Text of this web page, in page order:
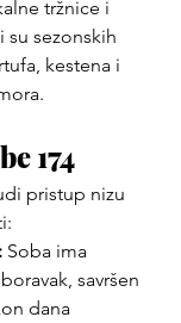
tržnice i
su sezonskih
kestena i
174
pristup nizu
Soba ima
savršen
dana